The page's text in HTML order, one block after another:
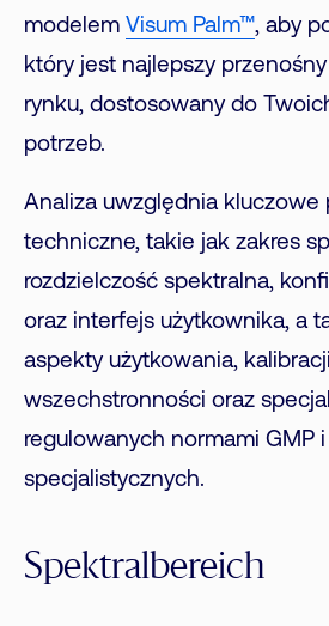
modelem Visum Palm™, aby
który jest najlepszy
rynku, dostosowany do
potrzeb.
Analiza uwzględnia kluczowe
techniczne, takie jak zakres
rozdzielczość spektralna,
oraz interfejs użytkownika, a
aspekty użytkowania,
wszechstronności oraz
regulowanych normami GMP
specjalistycznych.
Spektralbereich